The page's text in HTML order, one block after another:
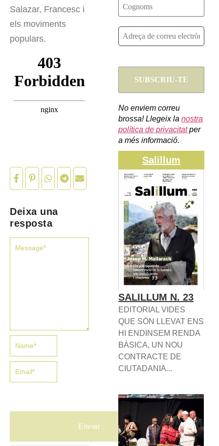
Salazar, Francesc i
els moviments
populars.
Deixa una
resposta
No enviem correu
brossa! Llegeix lanostra
política de privacitatper
a més informació.
Salillum
SALILLUM N. 23
EDITORIAL VIDES
QUE SÓN LLEVAT ENS
HI ENDINSEM RENDA
BÀSICA, UN NOU
CONTRACTE DE
CIUTADANIA...